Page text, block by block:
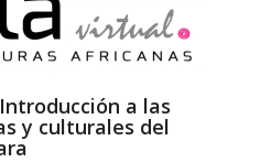
a las
y culturales del